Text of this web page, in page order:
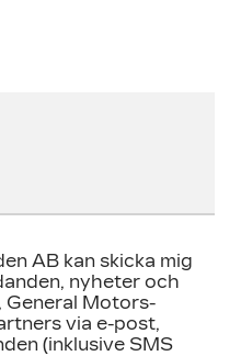
AB kan skicka mig
nyheter och
General Motors-
via e-post,
(inklusive SMS